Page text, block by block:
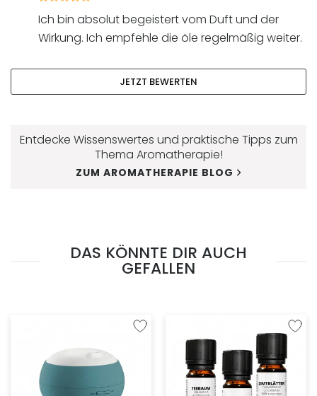
5
von
5
Ich bin absolut begeistert vom Duft und der
Wirkung. Ich empfehle die öle regelmäßig weiter.
JETZT BEWERTEN
Entdecke Wissenswertes und praktische Tipps zum
Thema Aromatherapie!
ZUM AROMATHERAPIE BLOG
DAS KÖNNTE DIR AUCH
GEFALLEN
Zur Wunschliste hinzufügen Zur